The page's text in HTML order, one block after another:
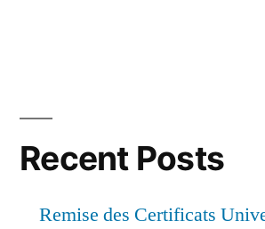
Recent Posts
Remise des Certificats